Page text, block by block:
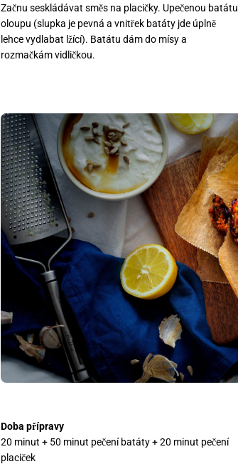
Začnu seskládávat směs na placičky. Upečenou batátu
oloupu (slupka je pevná a vnitřek batáty jde úplně
lehce vydlabat lžící). Batátu dám do mísy a
rozmačkám vidličkou.
Doba přípravy
20 minut + 50 minut pečení batáty + 20 minut pečení
placiček